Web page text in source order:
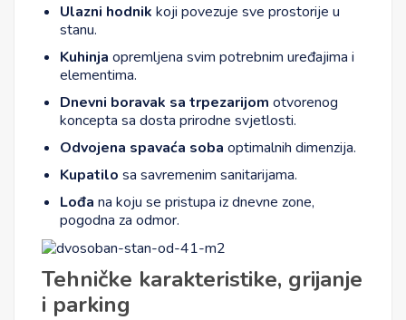
Ulazni hodnik koji povezuje sve prostorije u
stanu.
Kuhinja opremljena svim potrebnim uređajima i
elementima.
Dnevni boravak sa trpezarijom otvorenog
koncepta sa dosta prirodne svjetlosti.
Odvojena spavaća soba optimalnih dimenzija.
Kupatilo sa savremenim sanitarijama.
Lođa na koju se pristupa iz dnevne zone,
pogodna za odmor.
Tehničke karakteristike, grijanje
i parking